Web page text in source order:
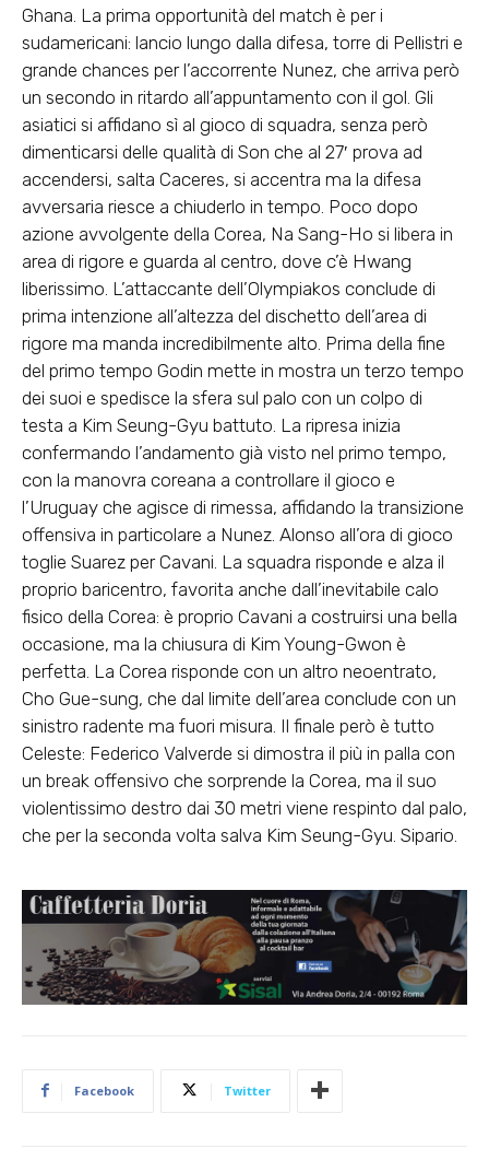
Ghana. La prima opportunità del match è per i
sudamericani: lancio lungo dalla difesa, torre di Pellistri e
grande chances per l’accorrente Nunez, che arriva però
un secondo in ritardo all’appuntamento con il gol. Gli
asiatici si affidano sì al gioco di squadra, senza però
dimenticarsi delle qualità di Son che al 27′ prova ad
accendersi, salta Caceres, si accentra ma la difesa
avversaria riesce a chiuderlo in tempo. Poco dopo
azione avvolgente della Corea, Na Sang-Ho si libera in
area di rigore e guarda al centro, dove c’è Hwang
liberissimo. L’attaccante dell’Olympiakos conclude di
prima intenzione all’altezza del dischetto dell’area di
rigore ma manda incredibilmente alto. Prima della fine
del primo tempo Godin mette in mostra un terzo tempo
dei suoi e spedisce la sfera sul palo con un colpo di
testa a Kim Seung-Gyu battuto. La ripresa inizia
confermando l’andamento già visto nel primo tempo,
con la manovra coreana a controllare il gioco e
l’Uruguay che agisce di rimessa, affidando la transizione
offensiva in particolare a Nunez. Alonso all’ora di gioco
toglie Suarez per Cavani. La squadra risponde e alza il
proprio baricentro, favorita anche dall’inevitabile calo
fisico della Corea: è proprio Cavani a costruirsi una bella
occasione, ma la chiusura di Kim Young-Gwon è
perfetta. La Corea risponde con un altro neoentrato,
Cho Gue-sung, che dal limite dell’area conclude con un
sinistro radente ma fuori misura. Il finale però è tutto
Celeste: Federico Valverde si dimostra il più in palla con
un break offensivo che sorprende la Corea, ma il suo
violentissimo destro dai 30 metri viene respinto dal palo,
che per la seconda volta salva Kim Seung-Gyu. Sipario.
Facebook Twitter